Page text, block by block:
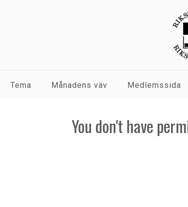
Tema Månadens väv Medlemssida
You don't have